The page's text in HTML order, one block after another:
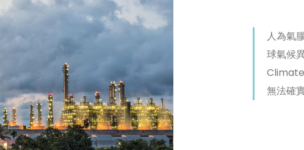
人為氣
球氣候
Climate
無法確